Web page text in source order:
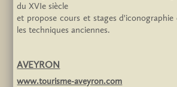
du XVIe siècle
et propose cours et stages d'iconographie
les techniques anciennes.
AVEYRON
www.tourisme-aveyron.com